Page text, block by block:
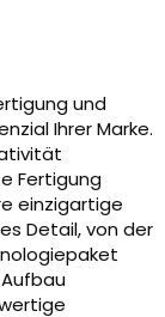
und
Ihrer Marke.
Fertigung
einzigartige
Detail, von der